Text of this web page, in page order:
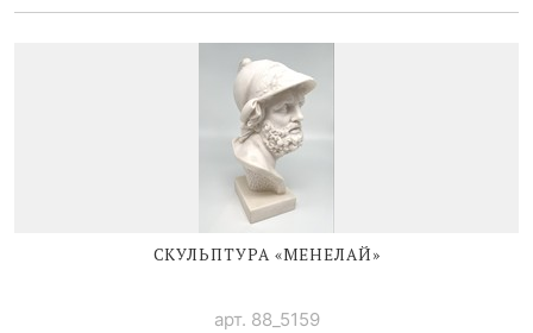
СКУЛЬПТУРА «МЕНЕЛАЙ»
арт. 88_5159